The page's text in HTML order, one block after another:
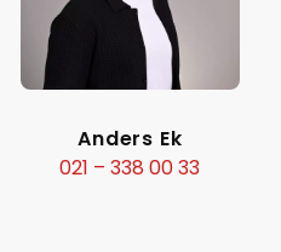
Anders Ek
021 – 338 00 33